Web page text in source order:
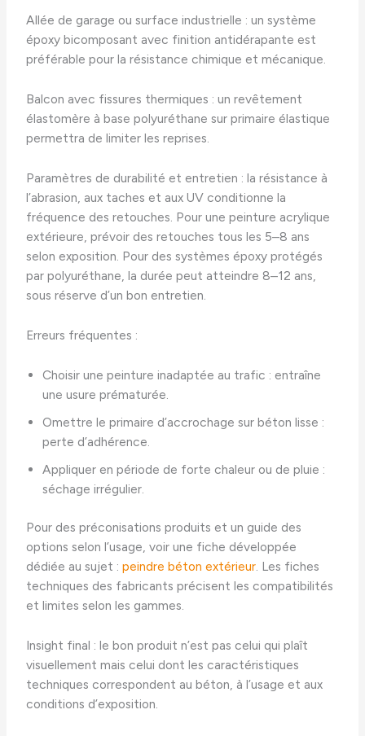
Allée de garage ou surface industrielle : un système
époxy bicomposant avec finition antidérapante est
préférable pour la résistance chimique et mécanique.
Balcon avec fissures thermiques : un revêtement
élastomère à base polyuréthane sur primaire élastique
permettra de limiter les reprises.
Paramètres de durabilité et entretien : la résistance à
l’abrasion, aux taches et aux UV conditionne la
fréquence des retouches. Pour une peinture acrylique
extérieure, prévoir des retouches tous les 5–8 ans
selon exposition. Pour des systèmes époxy protégés
par polyuréthane, la durée peut atteindre 8–12 ans,
sous réserve d’un bon entretien.
Erreurs fréquentes :
Choisir une peinture inadaptée au trafic : entraîne
une usure prématurée.
Omettre le primaire d’accrochage sur béton lisse :
perte d’adhérence.
Appliquer en période de forte chaleur ou de pluie :
séchage irrégulier.
Pour des préconisations produits et un guide des
options selon l’usage, voir une fiche développée
dédiée au sujet :peindre béton extérieur. Les fiches
techniques des fabricants précisent les compatibilités
et limites selon les gammes.
Insight final : le bon produit n’est pas celui qui plaît
visuellement mais celui dont les caractéristiques
techniques correspondent au béton, à l’usage et aux
conditions d’exposition.